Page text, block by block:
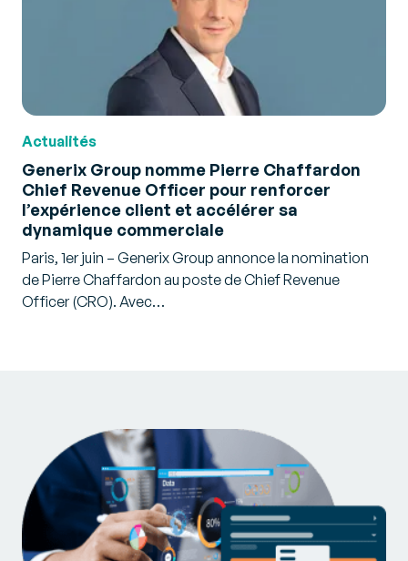
Actualités
Generix Group nomme Pierre Chaffardon
Chief Revenue Officer pour renforcer
l’expérience client et accélérer sa
dynamique commerciale
Paris, 1er juin – Generix Group annonce la nomination
de Pierre Chaffardon au poste de Chief Revenue
Officer (CRO). Avec…